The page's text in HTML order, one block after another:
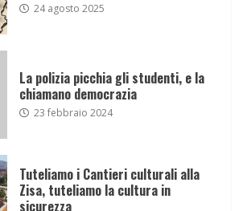
24 agosto 2025
La polizia picchia gli studenti, e la
chiamano democrazia
23 febbraio 2024
Tuteliamo i Cantieri culturali alla
Zisa, tuteliamo la cultura in
sicurezza